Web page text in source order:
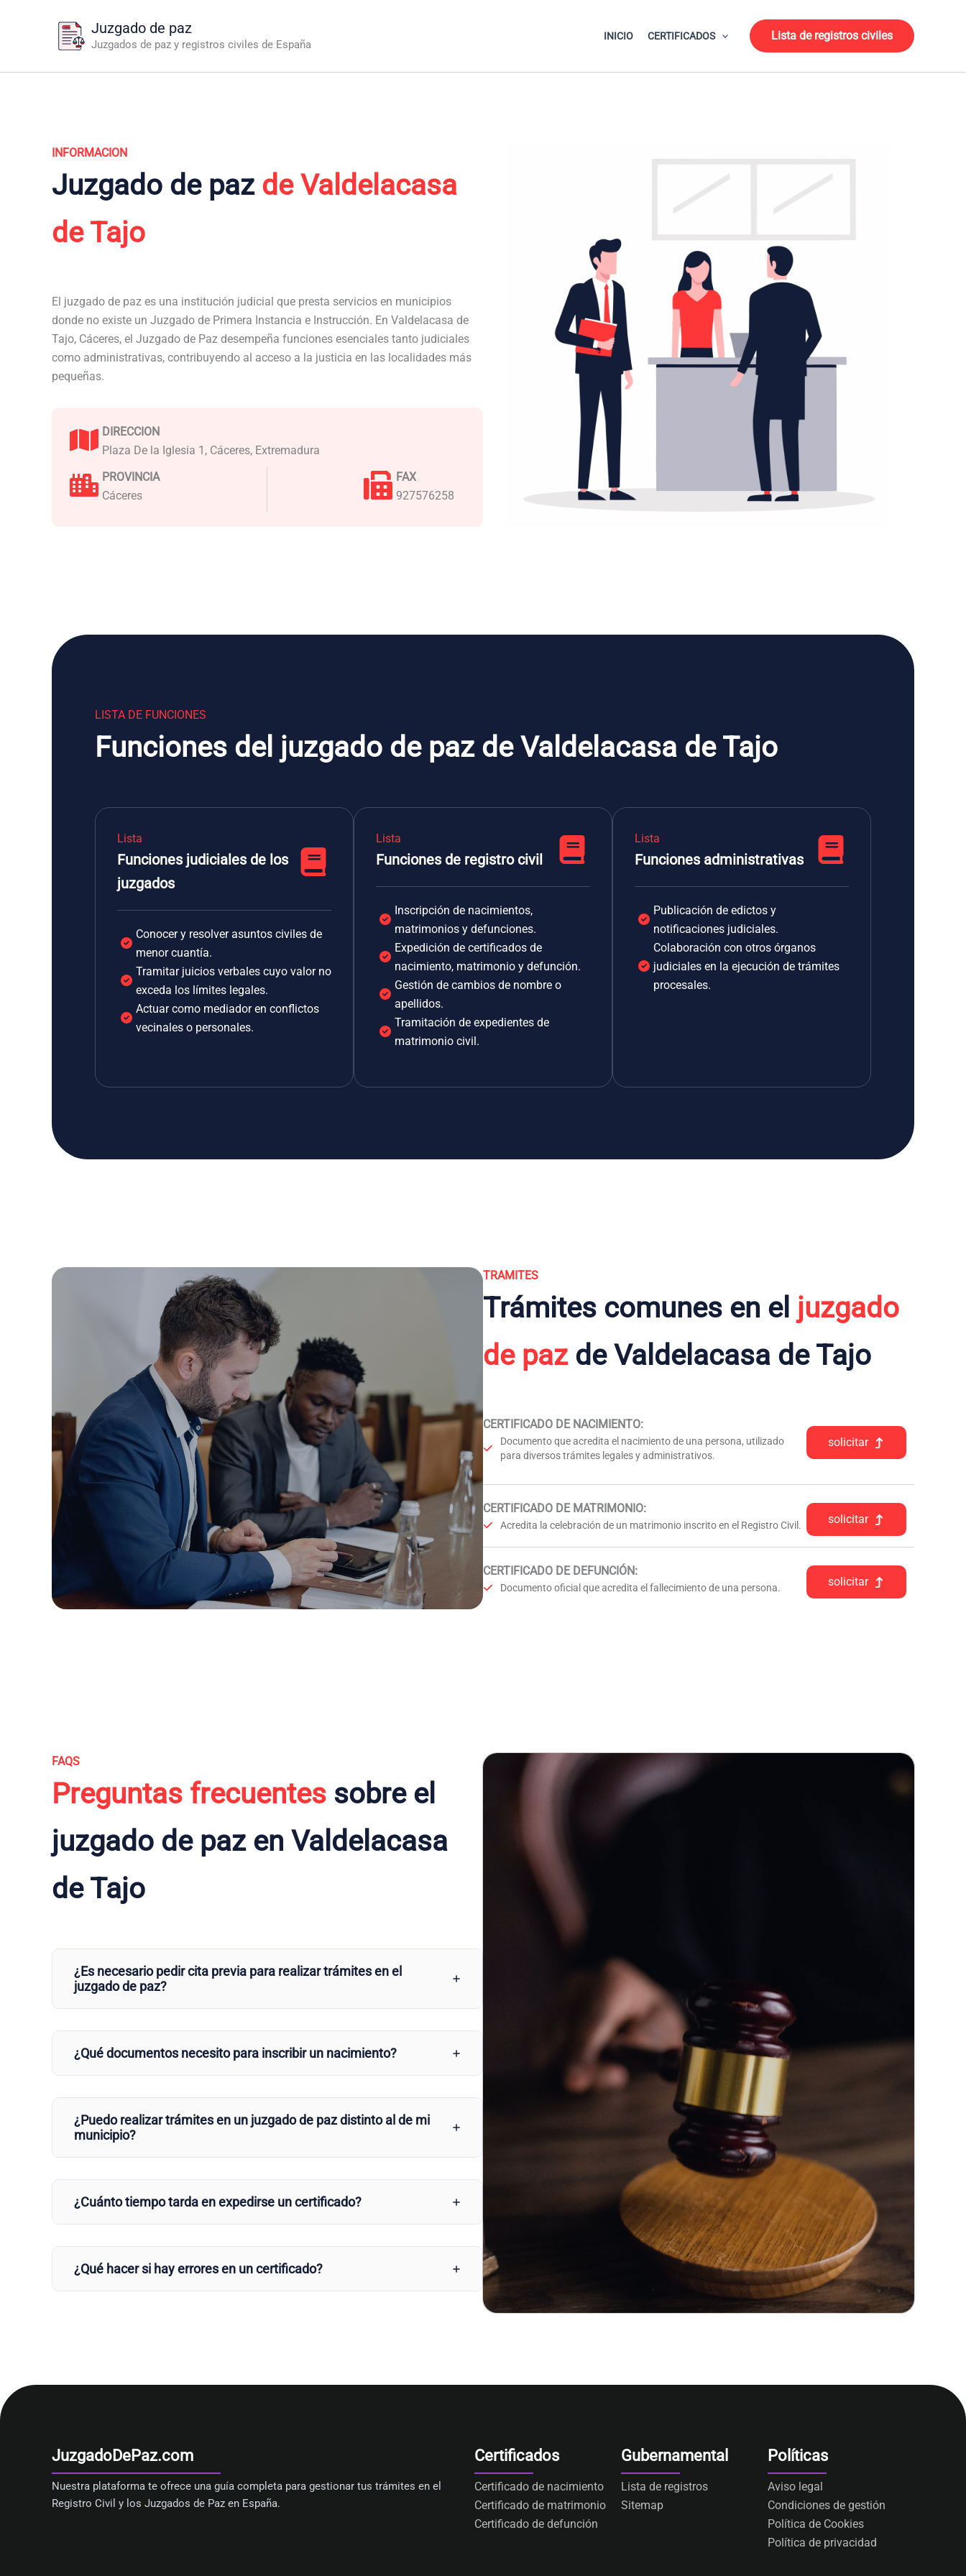
Juzgado de paz
Juzgados de paz y registros civiles de España
INICIO CERTIFICADOS Lista de registros civiles
INFORMACION
Juzgado de paz de Valdelacasa
de Tajo
El juzgado de paz es una institución judicial que presta servicios en municipios
donde no existe un Juzgado de Primera Instancia e Instrucción. En Valdelacasa de
Tajo, Cáceres, el Juzgado de Paz desempeña funciones esenciales tanto judiciales
como administrativas, contribuyendo al acceso a la justicia en las localidades más
pequeñas.
DIRECCION
Plaza De la Iglesia 1, Cáceres, Extremadura
PROVINCIA
Cáceres
FAX
927576258
LISTA DE FUNCIONES
Funciones del juzgado de paz de Valdelacasa de Tajo
Lista
Funciones judiciales de los
juzgados
Conocer y resolver asuntos civiles de
menor cuantía.
Tramitar juicios verbales cuyo valor no
exceda los límites legales.
Actuar como mediador en conflictos
vecinales o personales.
Lista
Funciones de registro civil
Inscripción de nacimientos,
matrimonios y defunciones.
Expedición de certificados de
nacimiento, matrimonio y defunción.
Gestión de cambios de nombre o
apellidos.
Tramitación de expedientes de
matrimonio civil.
Lista
Funciones administrativas
Publicación de edictos y
notificaciones judiciales.
Colaboración con otros órganos
judiciales en la ejecución de trámites
procesales.
TRAMITES
Trámites comunes en el juzgado
de pazde Valdelacasa de Tajo
CERTIFICADO DE NACIMIENTO:
Documento que acredita el nacimiento de una persona, utilizado
para diversos trámites legales y administrativos.
solicitar
CERTIFICADO DE MATRIMONIO:
Acredita la celebración de un matrimonio inscrito en el Registro Civil. solicitar
CERTIFICADO DE DEFUNCIÓN:
Documento oficial que acredita el fallecimiento de una persona. solicitar
FAQS
Preguntas frecuentes sobre el
juzgado de paz en Valdelacasa
de Tajo
¿Es necesario pedir cita previa para realizar trámites en el
juzgado de paz?
¿Qué documentos necesito para inscribir un nacimiento?
¿Puedo realizar trámites en un juzgado de paz distinto al de mi
municipio?
¿Cuánto tiempo tarda en expedirse un certificado?
¿Qué hacer si hay errores en un certificado?
JuzgadoDePaz.com
Nuestra plataforma te ofrece una guía completa para gestionar tus trámites en el
Registro Civil y los Juzgados de Paz en España.
Certificados
Certificado de nacimiento
Certificado de matrimonio
Certificado de defunción
Gubernamental
Lista de registros
Sitemap
Políticas
Aviso legal
Condiciones de gestión
Política de Cookies
Política de privacidad